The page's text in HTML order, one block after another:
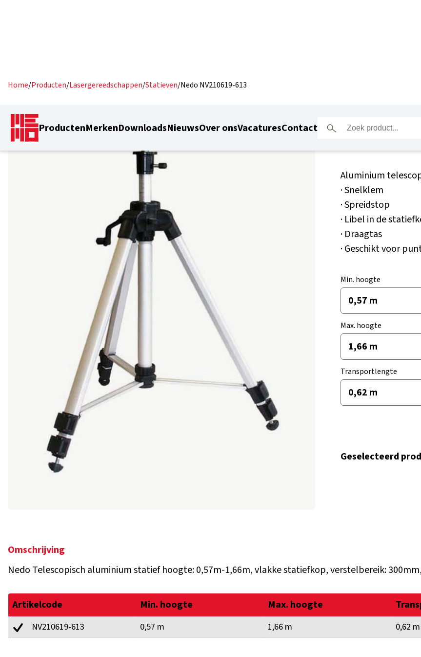
ProductenMerkenDownloadsNieuwsOver onsVacaturesContact
Home/Producten/Lasergereedschappen/Statieven/Nedo NV210619-613
Nedo
Aluminium
· Snelklem
· Spreidstop
· Libel in de
· Draagtas
· Geschikt voor
Min. hoogte
Max. hoogte
Transportlengte
Geselecteerd
Omschrijving
Nedo Telescopisch aluminium statief hoogte: 0,57m-1,66m, vlakke statiefkop, verstelbereik:
Artikelcode Min. hoogte Max. hoogte
NV210619-613 0,57 m 1,66 m 0,62 m